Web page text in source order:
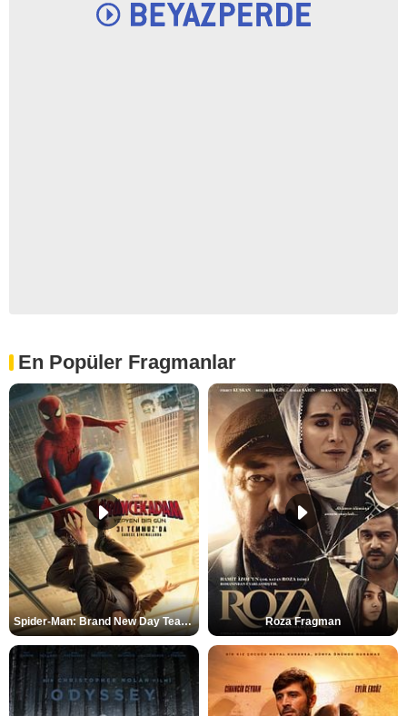
En Popüler Fragmanlar
Spider-Man: Brand New Day Teaser Roza Fragman